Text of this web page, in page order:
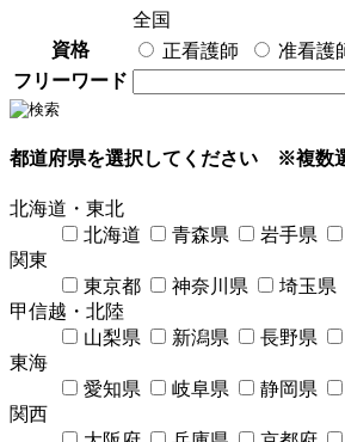
全国
資格
正看護師
准看護
フリーワード
都道府県を選択してください ※複数
北海道・東北
北海道
青森県 岩手県
関東
東京都
神奈川県 埼玉県
甲信越・北陸
山梨県
新潟県 長野県
東海
愛知県
岐阜県 静岡県
関西